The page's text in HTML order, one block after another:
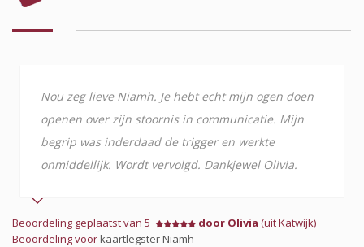
Nou zeg lieve Niamh. Je hebt echt mijn ogen doen
openen over zijn stoornis in communicatie. Mijn
begrip was inderdaad de trigger en werkte
onmiddellijk. Wordt vervolgd. Dankjewel Olivia.
Beoordeling geplaatst van 5 door Olivia (uit Katwijk)
Beoordeling voorkaartlegster Niamh